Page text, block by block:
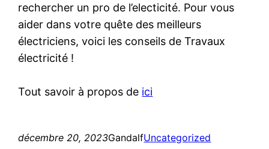
rechercher un pro de l’electicité. Pour vous
aider dans votre quête des meilleurs
électriciens, voici les conseils de Travaux
électricité !
Tout savoir à propos de ici
décembre 20, 2023GandalfUncategorized